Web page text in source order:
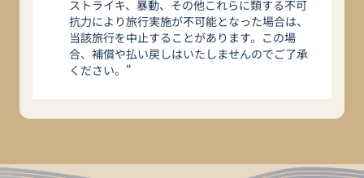
ストライキ、暴動、その他これらに類する不可
抗力により旅行実施が不可能となった場合は、
当該旅行を中止することがあります。この場
合、補償や払い戻しはいたしませんのでご了承
ください。"